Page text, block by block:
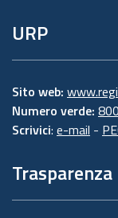
URP
Sito web:
Numero verde:
Scrivici: e-mail -
Trasparenza